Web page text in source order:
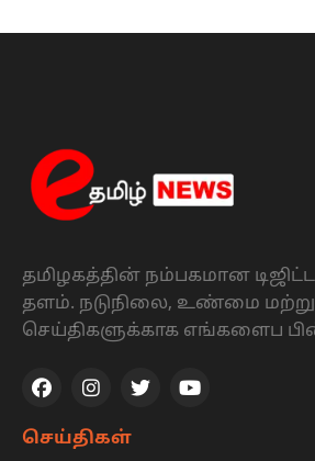
தமிழகத்தின் நம்பகமான
தளம். நடுநிலை, உண்மை
செய்திகளுக்காக எங்களைப
செய்திகள்